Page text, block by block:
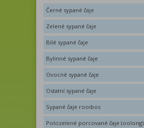
Černé sypané čaje
Zelené sypané čaje
Bílé sypané čaje
Bylinné sypané čaje
Ovocné sypané čaje
Ostatní sypané čaje
Sypané čaje rooibos
Polozelené porcované čaje (oolong)